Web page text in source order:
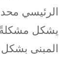
الرئيسي
يشكل
المبنى